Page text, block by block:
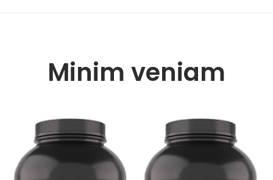
Minim veniam